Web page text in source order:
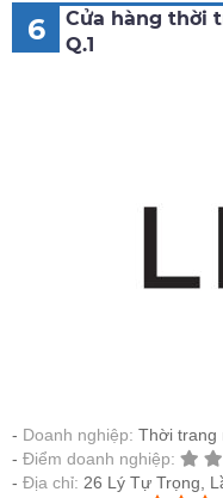
6
Cửa hàng thời
Q.1
Doanh nghiệp: Thời trang
Điểm doanh nghiệp:
Địa chỉ: 26 Lý Tự Trọng,